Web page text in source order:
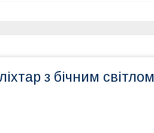
з бічним світлом